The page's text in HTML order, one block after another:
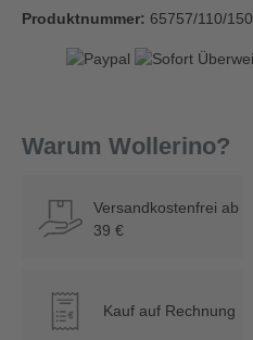
Produktnummer: 65757/110/150
Warum Wollerino?
Versandkostenfrei ab
39 €
€ Kauf auf Rechnung